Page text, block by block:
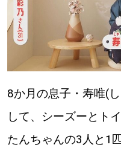
Sitakke編集部あい
【いろんな価値観や生
Sitakke編集部 IKU
【暮らしの知恵を身につ
8か月の息子・寿唯(
して、シーズーとト
たんちゃんの3人と1